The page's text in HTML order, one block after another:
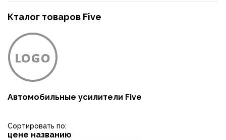
Кталог товаров Five
Автомобильные усилители Five
Сортировать по:
цене названию